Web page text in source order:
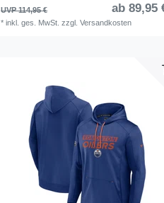
UVP 114,95 € ab 89,95
*inkl. ges. MwSt. zzgl.Versandkosten